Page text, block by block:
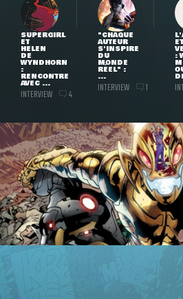
SUPERGIRL
ET
HELEN
DE
WYNDHORN
:
RENCONTRE
AVEC ...
INTERVIEW 4
"CHAQUE
AUTEUR
S'INSPIRE
DU
MONDE
RÉEL" :
...
INTERVIEW 1
: